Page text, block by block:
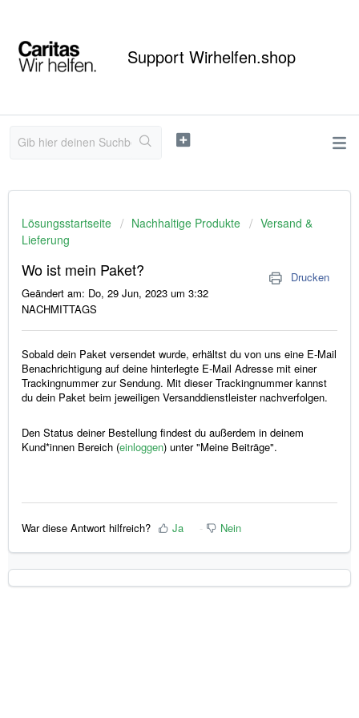
Support Wirhelfen.shop
Lösungsstartseite Nachhaltige Produkte
Versand &
Lieferung
Wo ist mein Paket?
Drucken
Geändert am: Do, 29 Jun, 2023 um 3:32
NACHMITTAGS
Sobald dein Paket versendet wurde, erhältst du von uns eine E-Mail
Benachrichtigung auf deine hinterlegte E-Mail Adresse mit einer
Trackingnummer zur Sendung. Mit dieser Trackingnummer kannst
du dein Paket beim jeweiligen Versanddienstleister nachverfolgen.
Den Status deiner Bestellung findest du außerdem in deinem
Kund*innen Bereich (einloggen) unter "Meine Beiträge".
War diese Antwort hilfreich? Ja Nein